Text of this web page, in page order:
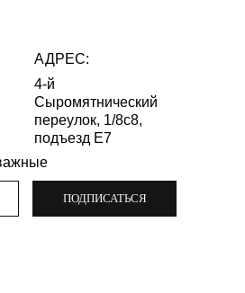
ПОДПИСАТЬСЯ
4-й
Сыромятнический
переулок, 1/8с8,
подъезд Е7
АДРЕС: